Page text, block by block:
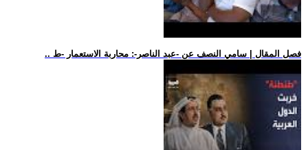
.. فصل المقال | سامي النصف عن -عبد الناصر-: محاربة الاستعمار -ط